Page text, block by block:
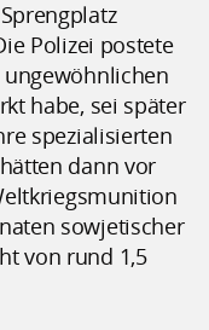
Polizei postete
habe, sei später
spezialisierten
dann vor
sowjetischer
von rund 1,5